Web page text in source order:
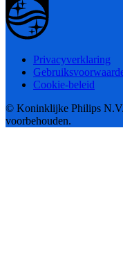
Privacyverklaring
Cookie-beleid
© Koninklijke Philips
voorbehouden.